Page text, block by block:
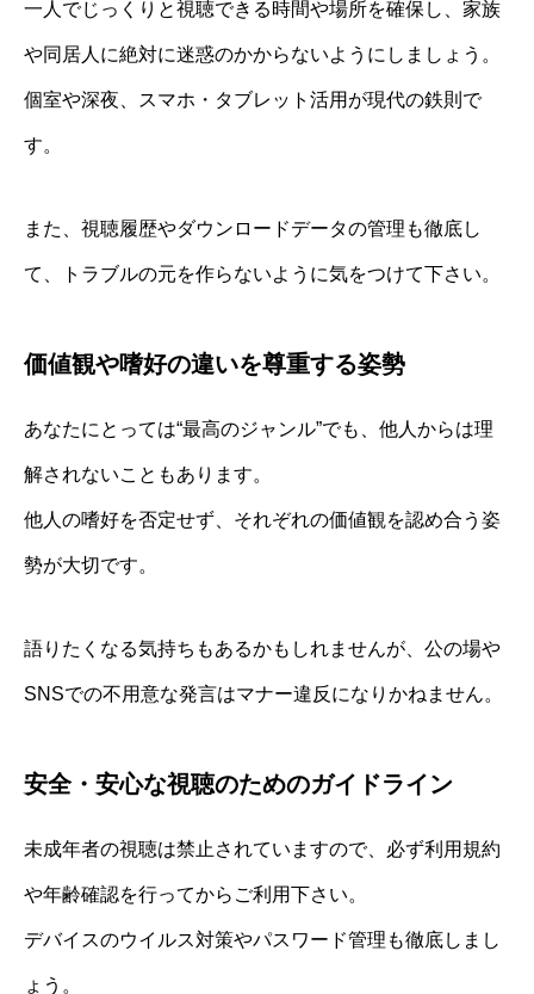
一人でじっくりと視聴できる時間や場所を確保し、家族
や同居人に絶対に迷惑のかからないようにしましょう。
個室や深夜、スマホ・タブレット活用が現代の鉄則で
す。
また、視聴履歴やダウンロードデータの管理も徹底し
て、トラブルの元を作らないように気をつけて下さい。
価値観や嗜好の違いを尊重する姿勢
あなたにとっては“最高のジャンル”でも、他人からは理
解されないこともあります。
他人の嗜好を否定せず、それぞれの価値観を認め合う姿
勢が大切です。
語りたくなる気持ちもあるかもしれませんが、公の場や
SNSでの不用意な発言はマナー違反になりかねません。
安全・安心な視聴のためのガイドライン
未成年者の視聴は禁止されていますので、必ず利用規約
や年齢確認を行ってからご利用下さい。
デバイスのウイルス対策やパスワード管理も徹底しまし
ょう。